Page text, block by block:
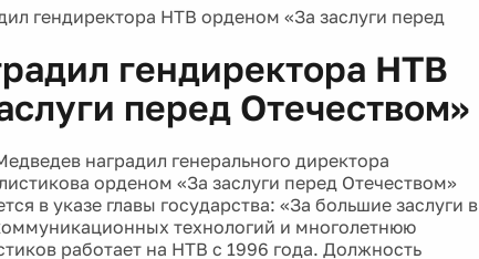
гендиректора НТВ орденом «За заслуги перед
гендиректора НТВ
перед Отечеством»
наградил генерального директора
орденом «За заслуги перед Отечеством»
в указе главы государства: «За большие заслуги в
технологий и многолетнюю
работает на НТВ с 1996 года. Должность